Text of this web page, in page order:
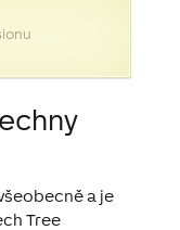
a je
Tree